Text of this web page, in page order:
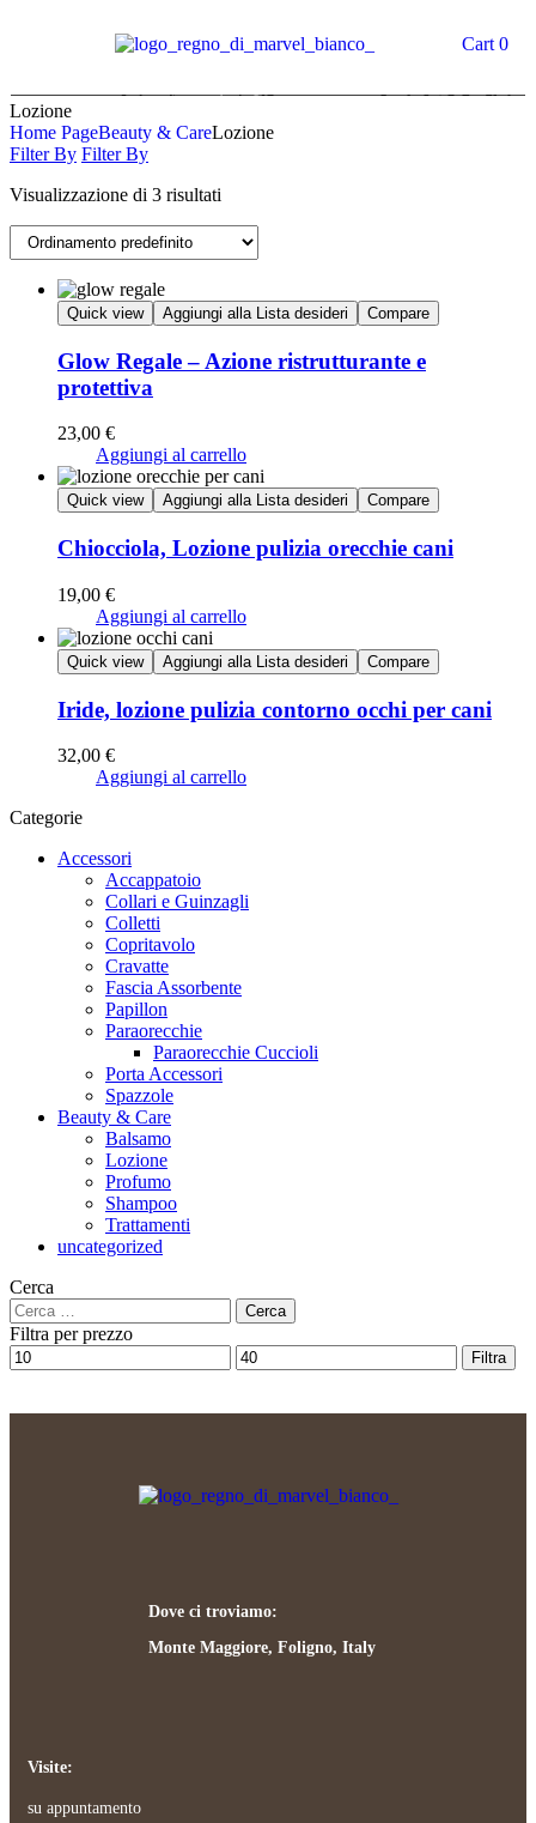
Cart 0
Lozione
Home PageBeauty & CareLozione
Filter By Filter By
Visualizzazione di 3 risultati
Quick view Aggiungi alla Lista desideri Compare
Glow Regale – Azione ristrutturante e
protettiva
23,00 €
Aggiungi al carrello
Quick view Aggiungi alla Lista desideri Compare
Chiocciola, Lozione pulizia orecchie cani
19,00 €
Aggiungi al carrello
Quick view Aggiungi alla Lista desideri Compare
Iride, lozione pulizia contorno occhi per cani
32,00 €
Aggiungi al carrello
Categorie
Accessori
Accappatoio
Collari e Guinzagli
Colletti
Copritavolo
Cravatte
Fascia Assorbente
Papillon
Paraorecchie
Paraorecchie Cuccioli
Porta Accessori
Spazzole
Beauty & Care
Balsamo
Lozione
Profumo
Shampoo
Trattamenti
uncategorized
Cerca
Filtra per prezzo
Filtra
Dove ci troviamo:
Monte Maggiore, Foligno, Italy
Visite:
su appuntamento